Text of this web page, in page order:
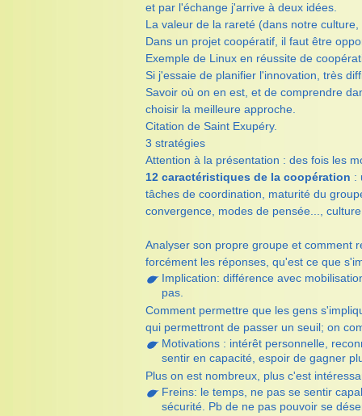
et par l'échange j'arrive à deux idées.
La valeur de la rareté (dans notre
Dans un projet coopératif, il faut être
Exemple de Linux en réussite de
Si j'essaie de planifier l'innovation, très
Savoir où on en est, et de comprendre
choisir la meilleure approche.
Citation de Saint Exupéry.
3 stratégies
Attention à la présentation : des fois les
12 caractéristiques de la coopération :
tâches de coordination, maturité du
convergence, modes de pensée...,
Analyser son propre groupe et comment
forcément les réponses, qu'est ce que
Implication: différence avec
pas.
Comment permettre que les gens
qui permettront de passer un seuil; on
Motivations : intérêt personnelle,
sentir en capacité, espoir de gagner
Plus on est nombreux, plus c'est
Freins: le temps, ne pas se sentir
sécurité. Pb de ne pas pouvoir se